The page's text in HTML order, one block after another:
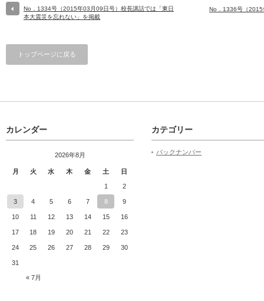
No．1334号（2015年03月09日号）校長講話では「東日
本大震災を忘れない」を掲載
No．1336号（2015
トップページに戻る
カレンダー
2026年8月
月 火 水 木 金 土 日
« 7月
1 2
3 4 5 6 7 8 9
10 11 12 13 14 15 16
17 18 19 20 21 22 23
24 25 26 27 28 29 30
31
カテゴリー
バックナンバー